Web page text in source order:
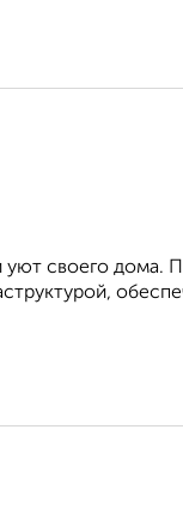
своего дома.